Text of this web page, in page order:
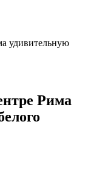
удивительную
Рима